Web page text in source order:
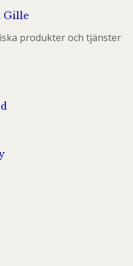
Gille
produkter och tjänster